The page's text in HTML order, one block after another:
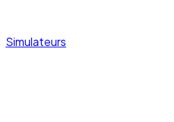
Simulateurs